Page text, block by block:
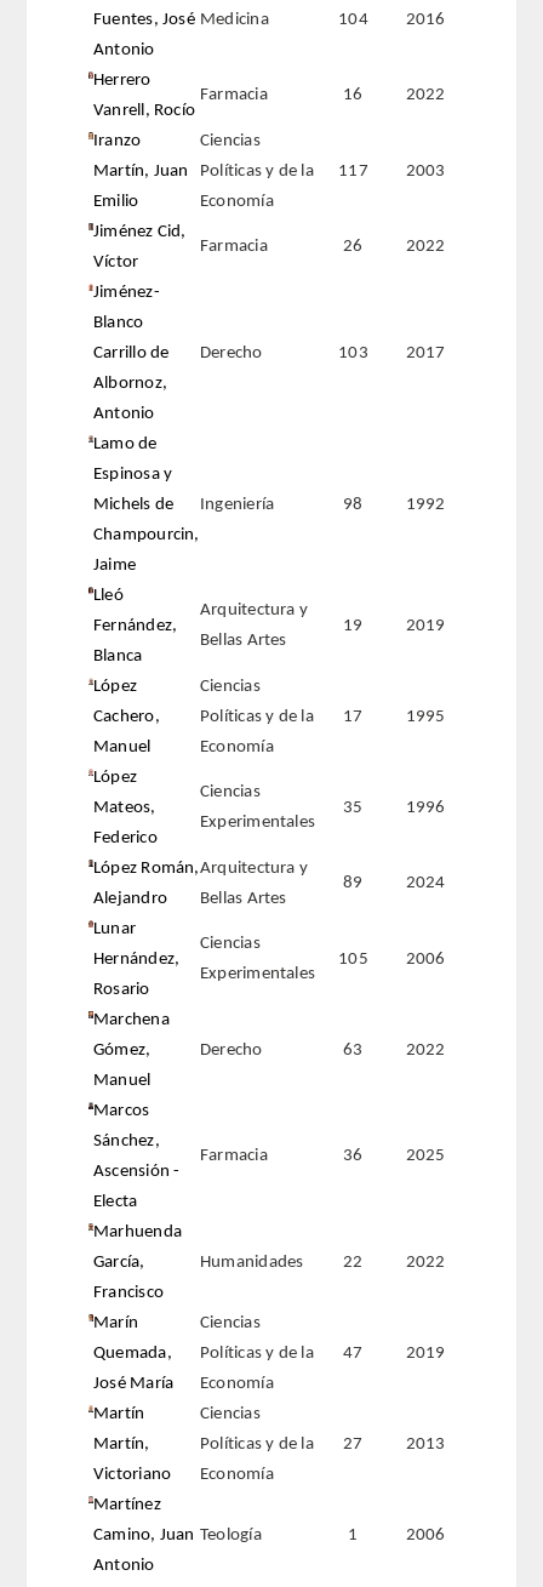
Fuentes, José
Antonio
Medicina 104 2016
Herrero
Vanrell, Rocío
Farmacia 16 2022
Iranzo
Martín, Juan
Emilio
Ciencias
Políticas y de la
Economía
117 2003
Jiménez Cid,
Víctor
Farmacia 26 2022
Jiménez-
Blanco
Carrillo de
Albornoz,
Antonio
Derecho 103 2017
Lamo de
Espinosa y
Michels de
Champourcin,
Jaime
Ingeniería 98 1992
Lleó
Fernández,
Blanca
Arquitectura y
Bellas Artes
19 2019
López
Cachero,
Manuel
Ciencias
Políticas y de la
Economía
17 1995
López
Mateos,
Federico
Ciencias
Experimentales
35 1996
López Román,
Alejandro
Arquitectura y
Bellas Artes
89 2024
Lunar
Hernández,
Rosario
Ciencias
Experimentales
105 2006
Marchena
Gómez,
Manuel
Derecho 63 2022
Marcos
Sánchez,
Ascensión -
Electa
Farmacia 36 2025
Marhuenda
García,
Francisco
Humanidades 22 2022
Marín
Quemada,
José María
Ciencias
Políticas y de la
Economía
47 2019
Martín
Martín,
Victoriano
Ciencias
Políticas y de la
Economía
27 2013
Martínez
Camino, Juan
Antonio
Teología 1 2006